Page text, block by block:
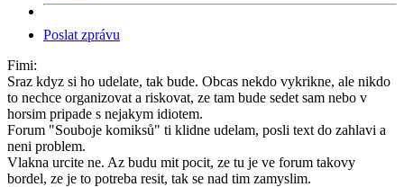
Poslat zprávu
Fimi:
Sraz kdyz si ho udelate, tak bude. Obcas nekdo vykrikne, ale nikdo
to nechce organizovat a riskovat, ze tam bude sedet sam nebo v
horsim pripade s nejakym idiotem.
Forum "Souboje komiksů" ti klidne udelam, posli text do zahlavi a
neni problem.
Vlakna urcite ne. Az budu mit pocit, ze tu je ve forum takovy
bordel, ze je to potreba resit, tak se nad tim zamyslim.